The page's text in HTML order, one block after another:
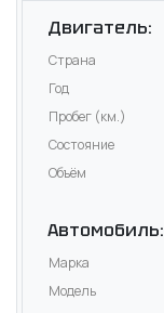
Двигатель:
Страна
Год
Пробег (км.)
Состояние
Объём
Автомобиль:
Марка
Модель